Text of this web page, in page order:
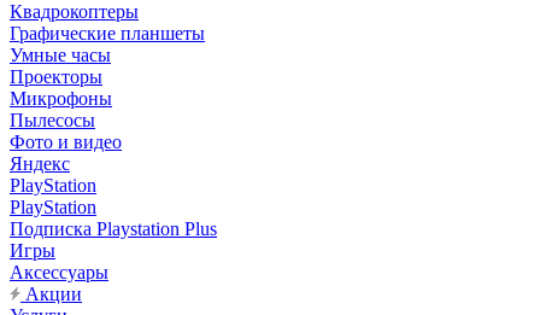
Квадрокоптеры
Графические планшеты
Умные часы
Проекторы
Микрофоны
Пылесосы
Фото и видео
Яндекс
PlayStation
PlayStation
Подписка Playstation Plus
Игры
Аксессуары
Акции